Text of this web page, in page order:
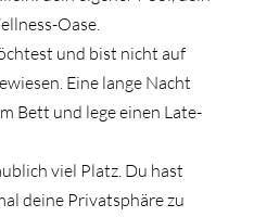
Oase.
und bist nicht auf
Eine lange Nacht
Bett und lege einen Late-
viel Platz. Du hast
deine Privatsphäre zu